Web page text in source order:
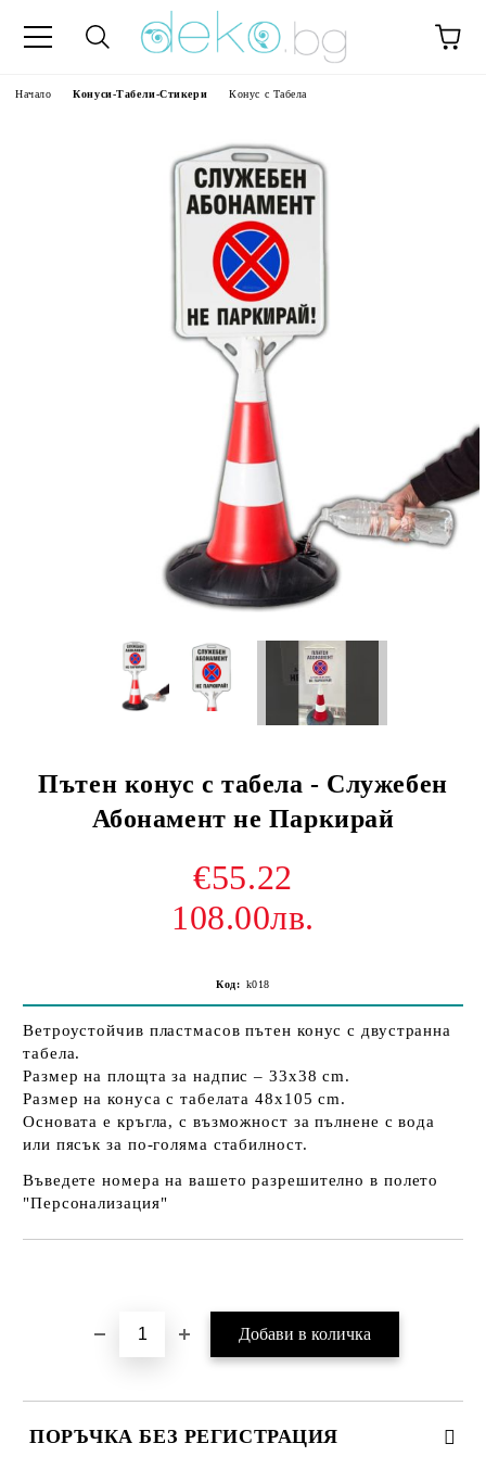
Начало Конуси-Табели-Стикери Конус с Табела
Пътен конус с табела - Служебен
Абонамент не Паркирай
€55.22
108.00лв.
Код: k018
Ветроустойчив пластмасов пътен конус с двустранна
табела.
Размер на площта за надпис – 33х38 cm.
Размер на конуса с табелата 48х105 cm.
Основата е кръгла, с възможност за пълнене с вода
или пясък за по-голяма стабилност.
Въведете номера на вашето разрешително в полето
"Персонализация"
ПОРЪЧКА БЕЗ РЕГИСТРАЦИЯ